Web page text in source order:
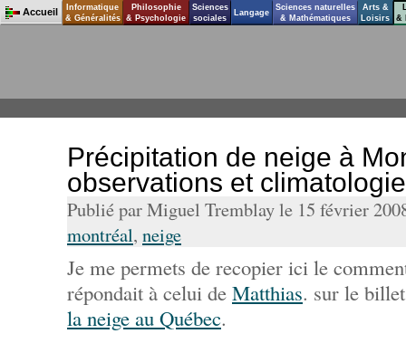
Précipitation de neige à
observations et climatologie
Publié par Miguel Tremblay le 15 février
montréal, neige
Je me permets de recopier ici le
répondait à celui de Matthias. sur le
la neige au Québec.
Accueil
Informatique
& Généralités
Philosophie
& Psychologie
Sciences
sociales
Langage
Sciences naturelles
& Mathématiques
Arts &
Loisirs
&